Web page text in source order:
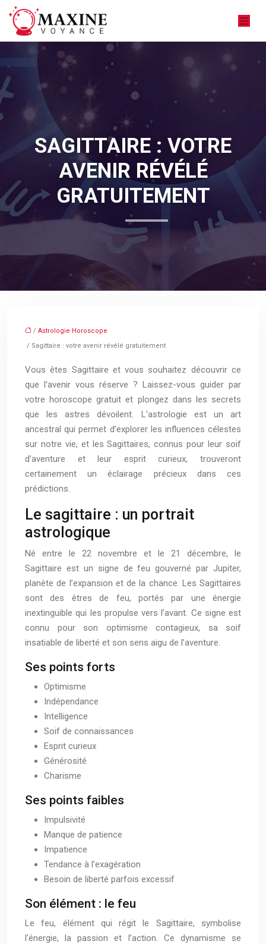
SAGITTAIRE : VOTRE
AVENIR RÉVÉLÉ
GRATUITEMENT
/ Astrologie Horoscope
/ Sagittaire : votre avenir révélé gratuitement
Vous êtes Sagittaire et vous souhaitez découvrir ce
que l’avenir vous réserve ? Laissez-vous guider par
votre horoscope gratuit et plongez dans les secrets
que les astres dévoilent. L’astrologie est un art
ancestral qui permet d’explorer les influences célestes
sur notre vie, et les Sagittaires, connus pour leur soif
d’aventure et leur esprit curieux, trouveront
certainement un éclairage précieux dans ces
prédictions.
Le sagittaire : un portrait
astrologique
Né entre le 22 novembre et le 21 décembre, le
Sagittaire est un signe de feu gouverné par Jupiter,
planète de l’expansion et de la chance. Les Sagittaires
sont des êtres de feu, portés par une énergie
inextinguible qui les propulse vers l’avant. Ce signe est
connu pour son optimisme contagieux, sa soif
insatiable de liberté et son sens aigu de l’aventure.
Ses points forts
Optimisme
Indépendance
Intelligence
Soif de connaissances
Esprit curieux
Générosité
Charisme
Ses points faibles
Impulsivité
Manque de patience
Impatience
Tendance à l’exagération
Besoin de liberté parfois excessif
Son élément : le feu
Le feu, élément qui régit le Sagittaire, symbolise
l’énergie, la passion et l’action. Ce dynamisme se